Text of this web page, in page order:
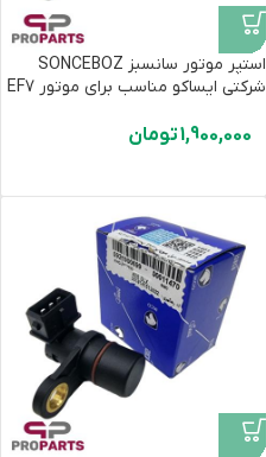
استپر موتور سانسبز SONCEBOZ
شرکتی ایساکو مناسب برای موتور EF7
1,900,000تومان